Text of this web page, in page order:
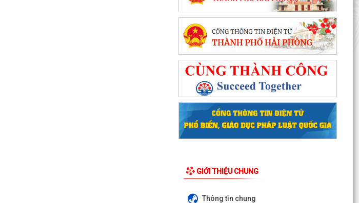
GIỚI THIỆU CHUNG
Thông tin chung